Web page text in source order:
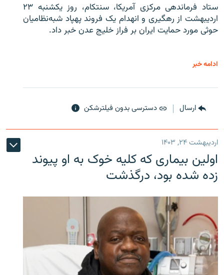
ستاد فرماندهی مرکزی آمریکا، سنتکام، روز یکشنبه ۲۳
اردیبهشت از رهگیری و انهدام یک فروند پهپاد شبه‌نظامیان
حوثی‌ مورد حمایت ایران بر فراز خلیج عدن خبر داد.
ادامه خبر
ارسال دسترسی بدون فیلترشکن
اردیبهشت ۲۴, ۱۴۰۳
اولین بیماری که کلیه خوک به او پیوند
زده شده بود، درگذشت